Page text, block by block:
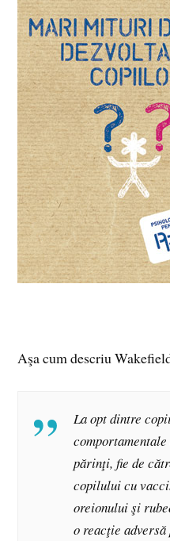
Aşa cum descriu
La opt dintre
părinţi, fie de
copilului cu
oreionului şi
o reacţie